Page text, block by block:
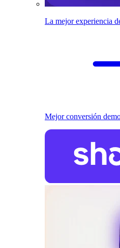
La mejor experiencia
Mejor conversión